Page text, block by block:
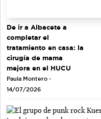
De ir a Albacete a
completar el
tratamiento en casa: la
cirugía de mama
mejora en el HUCU
Paula Montero -
14/07/2026